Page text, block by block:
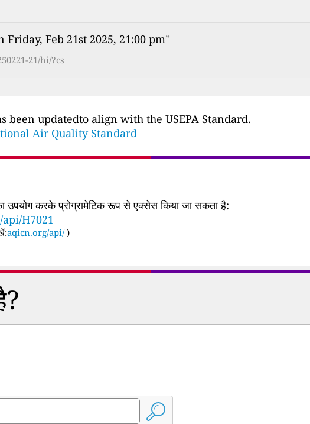
Friday, Feb 21st 2025, 21:00 pm”
21/hi/?cs
been updatedto align with the USEPA Standard.
Air Quality Standard
उपयोग करके प्रोग्रामेटिक रूप से एक्सेस किया जा सकता है:
H7021
aqicn.org/api/ )